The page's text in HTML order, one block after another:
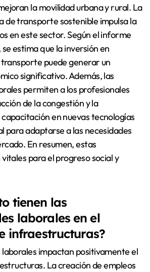
la movilidad urbana y rural. La
de transporte sostenible impulsa la
en este sector. Según el informe
estima que la inversión en
puede generar un
significativo. Además, las
permiten a los profesionales
de la congestión y la
en nuevas tecnologías
para adaptarse a las necesidades
En resumen, estas
para el progreso social y
tienen las
laborales en el
infraestructuras?
impactan positivamente el
La creación de empleos